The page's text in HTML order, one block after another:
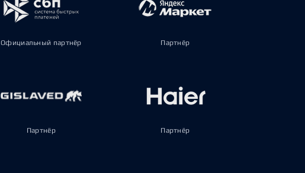
Официальный партнёр Партнёр
Партнёр Партнёр